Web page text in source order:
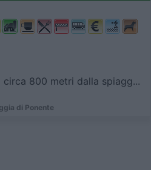
800 metri dalla spiagg...
di Ponente